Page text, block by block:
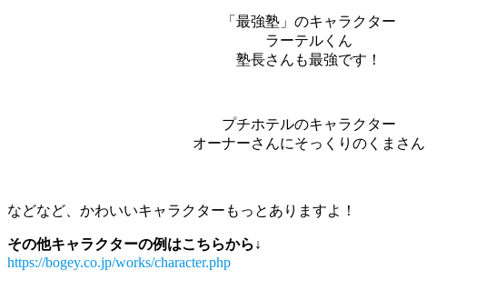
「最強塾」のキャラクター
ラーテルくん
塾長さんも最強です！
プチホテルのキャラクター
オーナーさんにそっくりのくまさん
などなど、かわいいキャラクターもっとありますよ！
その他キャラクターの例はこちらから↓
https://bogey.co.jp/works/character.php